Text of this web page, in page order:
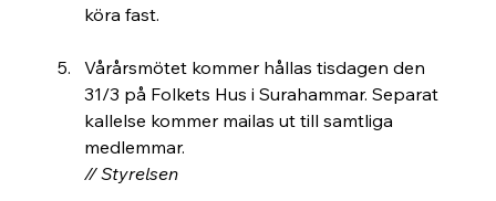
köra fast.
Vårårsmötet kommer hållas tisdagen den
31/3 på Folkets Hus i Surahammar. Separat
kallelse kommer mailas ut till samtliga
medlemmar.
// Styrelsen